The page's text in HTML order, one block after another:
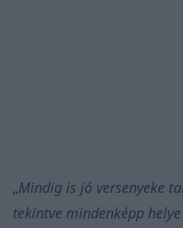
„Mindig is jó versenyeke
tekintve mindenképp